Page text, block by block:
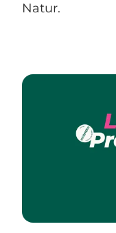
Natur.